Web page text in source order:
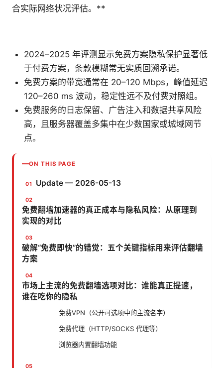
合实际网络状况评估。**
2024–2025 年评测显示免费方案隐私保护显著低
于付费方案，条款模糊常无实质回溯承诺。
免费方案的带宽通常在 20–120 Mbps，峰值延迟
120–260 ms 波动，稳定性远不及付费对照组。
免费服务的日志保留、广告注入和数据共享风险
高，且服务器覆盖多集中在少数国家或城域网节
点。
ON THIS PAGE
Update — 2026-05-13
免费翻墙加速器的真正成本与隐私风险：从原理到
实现的对比
破解“免费即快”的错觉：五个关键指标用来评估翻墙
方案
市场上主流的免费翻墙选项对比：谁能真正提速，
谁在吃你的隐私
免费VPN（公开可选项中的主流名字）
免费代理（HTTP/SOCKS 代理等）
浏览器内置翻墙功能